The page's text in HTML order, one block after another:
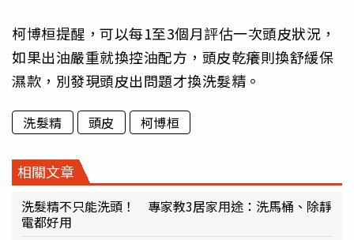
柯博桓提醒，可以每1至3個月評估一次頭皮狀況，
如果出油嚴重就換控油配方，頭皮乾癢則換舒緩保
濕款，別發現頭皮出問題才換洗髮精。
洗髮精 頭皮 柯博桓
相關文章
洗髮精不只能洗頭！ 專家教3居家用途：洗馬桶、除靜
電都好用